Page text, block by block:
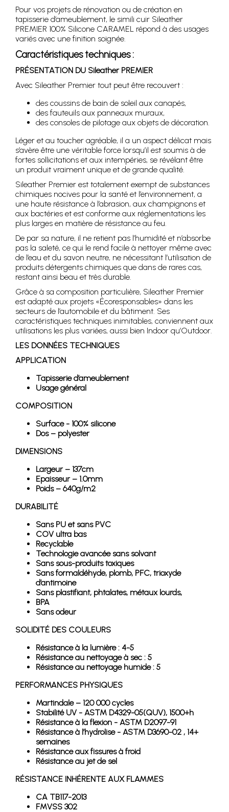
Pour vos projets de rénovation ou de création en
tapisserie d’ameublement, le simili cuir Sileather
PREMIER 100% Silicone CARAMEL répond à des usages
variés avec une finition soignée.
Caractéristiques techniques :
PRÉSENTATION DU Sileather PREMIER
Avec Sileather Premier tout peut être recouvert :
des coussins de bain de soleil aux canapés,
des fauteuils aux panneaux muraux,
des consoles de pilotage aux objets de décoration.
Léger et au toucher agréable, il a un aspect délicat mais
s’avère être une véritable force lorsqu’il est soumis à de
fortes sollicitations et aux intempéries, se révélant être
un produit vraiment unique et de grande qualité.
Sileather Premier est totalement exempt de substances
chimiques nocives pour la santé et l’environnement, a
une haute résistance à l’abrasion, aux champignons et
aux bactéries et est conforme aux réglementations les
plus larges en matière de résistance au feu.
De par sa nature, il ne retient pas l’humidité et n’absorbe
pas la saleté, ce qui le rend facile à nettoyer même avec
de l’eau et du savon neutre, ne nécessitant l’utilisation de
produits détergents chimiques que dans de rares cas,
restant ainsi beau et très durable.
Grâce à sa composition particulière, Sileather Premier
est adapté aux projets «Écoresponsables» dans les
secteurs de l’automobile et du bâtiment. Ses
caractéristiques techniques inimitables, conviennent aux
utilisations les plus variées, aussi bien Indoor qu’Outdoor.
LES DONNÉES TECHNIQUES
APPLICATION
Tapisserie d’ameublement
Usage général
COMPOSITION
Surface - 100% silicone
Dos – polyester
DIMENSIONS
Largeur – 137cm
Epaisseur – 1.0mm
Poids – 640g/m2
DURABILITÉ
Sans PU et sans PVC
COV ultra bas
Recyclable
Technologie avancée sans solvant
Sans sous-produits toxiques
Sans formaldéhyde, plomb, PFC, trioxyde
d’antimoine
Sans plastifiant, phtalates, métaux lourds,
BPA
Sans odeur
SOLIDITÉ DES COULEURS
Résistance à la lumière : 4-5
Résistance au nettoyage à sec : 5
Résistance au nettoyage humide : 5
PERFORMANCES PHYSIQUES
Martindale – 120 000 cycles
Stabilité UV - ASTM D4329-05(QUV), 1500+h
Résistance à la flexion - ASTM D2097-91
Résistance à l’hydrolise - ASTM D3690-02 , 14+
semaines
Résistance aux fissures à froid
Résistance au jet de sel
RÉSISTANCE INHÉRENTE AUX FLAMMES
CA TB117-2013
FMVSS 302